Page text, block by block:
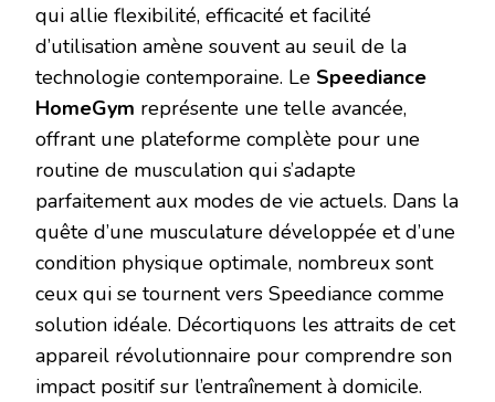
qui allie flexibilité, efficacité et facilité
d’utilisation amène souvent au seuil de la
technologie contemporaine. Le Speediance
HomeGym représente une telle avancée,
offrant une plateforme complète pour une
routine de musculation qui s’adapte
parfaitement aux modes de vie actuels. Dans la
quête d’une musculature développée et d’une
condition physique optimale, nombreux sont
ceux qui se tournent vers Speediance comme
solution idéale. Décortiquons les attraits de cet
appareil révolutionnaire pour comprendre son
impact positif sur l’entraînement à domicile.